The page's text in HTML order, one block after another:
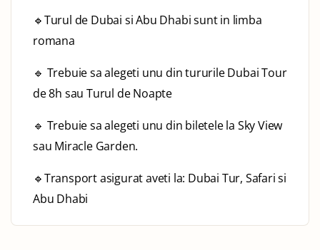
🔹Turul de Dubai si Abu Dhabi sunt in limba
romana
🔹 Trebuie sa alegeti unu din tururile Dubai Tour
de 8h sau Turul de Noapte
🔹 Trebuie sa alegeti unu din biletele la Sky View
sau Miracle Garden.
🔹Transport asigurat aveti la: Dubai Tur, Safari si
Abu Dhabi